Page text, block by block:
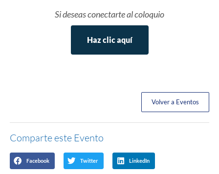
Si deseas conectarte al coloquio
Haz clic aquí
Volver a Eventos
Comparte este Evento
Facebook Twitter LinkedIn